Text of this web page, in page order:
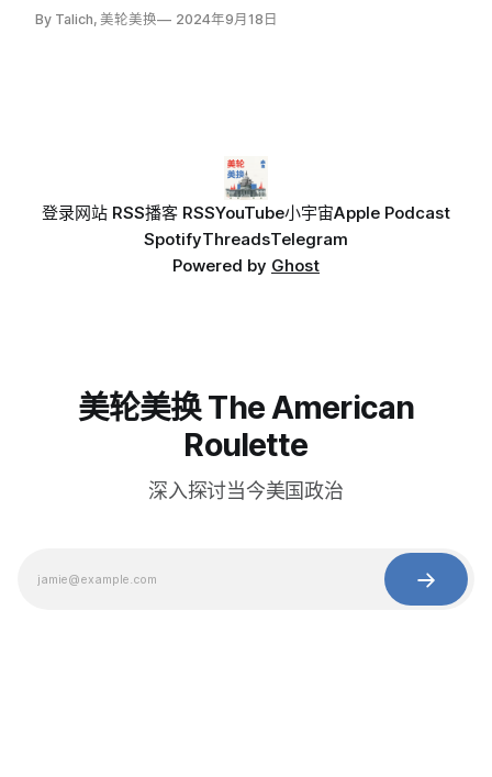
除拜登在接下来的日子里推出一些向自由派示好的政策来
By Talich, 美轮美换 2024年9月18日
登录网站 RSS播客 RSSYouTube小宇宙Apple Podcast
SpotifyThreadsTelegram
Powered by Ghost
美轮美换 The American
Roulette
深入探讨当今美国政治